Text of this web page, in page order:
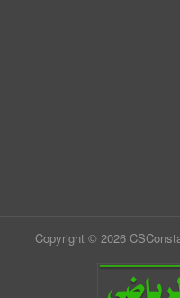
Copyright © 2026